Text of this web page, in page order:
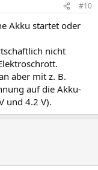
#10
Akku startet oder
nicht
aber mit z. B.
auf die Akku-
und 4.2 V).